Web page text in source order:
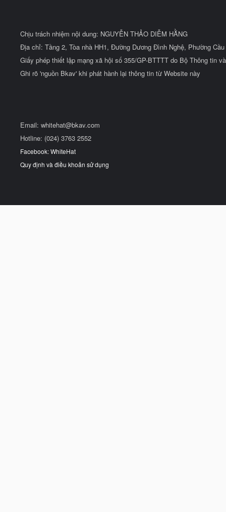
Chịu trách nhiệm nội dung: NGUYỄN THẢO DIỄM HẰNG
Địa chỉ: Tầng 2, Tòa nhà HH1, Đường Dương Đình Nghệ, Phường
Giấy phép thiết lập mạng xã hội số 355/GP-BTTTT do Bộ Thông tin
Ghi rõ 'nguồn Bkav' khi phát hành lại thông tin từ Website này
Email: whitehat@bkav.com
Hotline: (024) 3763 2552
Facebook: WhiteHat
Quy định và điều khoản sử dụng